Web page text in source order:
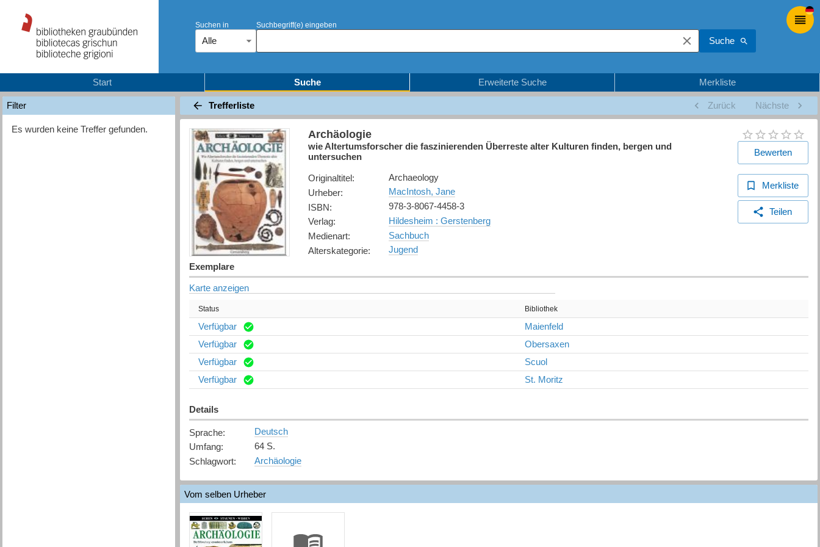
Suchen in
Alle
Suchbegriff(e) eingeben
Suche
Start Suche Erweiterte Suche Merkliste
Filter
Es wurden keine Treffer gefunden.
Trefferliste Zurück Nächste
Archäologie
wie Altertumsforscher die faszinierenden Überreste alter Kulturen finden, bergen und
untersuchen
Originaltitel:
Archaeology
Urheber:
MacIntosh, Jane
ISBN:
978-3-8067-4458-3
Verlag:
Hildesheim : Gerstenberg
Medienart:
Sachbuch
Alterskategorie: Jugend
Bewerten
Merkliste
Teilen
Exemplare
Karte anzeigen
Status Bibliothek
Verfügbar
Maienfeld
Verfügbar
Obersaxen
Verfügbar
Scuol
Verfügbar
St. Moritz
Details
Sprache:
Deutsch
Umfang:
64 S.
Schlagwort: Archäologie
Vom selben Urheber